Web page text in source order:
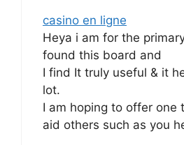
casino en ligne
Heya i am for the
found this board and
I find It truly useful & it
lot.
I am hoping to offer one
aid others such as you